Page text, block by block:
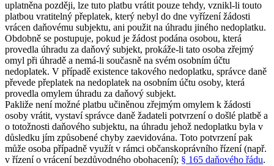
uplatněna později, lze tuto platbu vrátit pouze tehdy, vznikl-li touto
platbou vratitelný přeplatek, který nebyl do dne vyřízení žádosti
vrácen daňovému subjektu, ani použit na úhradu jiného nedoplatku.
Obdobně se postupuje, pokud je žádost podána osobou, která
provedla úhradu za daňový subjekt, prokáže-li tato osoba zřejmý
omyl při úhradě a nemá-li současně na svém osobním účtu
nedoplatek. V případě existence takového nedoplatku, správce daně
převede přeplatek na nedoplatek na osobním účtu osoby, která
provedla omylem úhradu za daňový subjekt.
Pakliže není možné platbu učiněnou zřejmým omylem k žádosti
osoby vrátit, vystaví správce daně žadateli potvrzení o došlé platbě a
o totožnosti daňového subjektu, na úhradu jehož nedoplatku byla v
důsledku jím způsobené chyby zaevidována. Toto potvrzení pak
může osoba případně využít v rámci občanskoprávního řízení (např.
v řízení o vrácení bezdůvodného obohacení); § 165 daňového řádu.